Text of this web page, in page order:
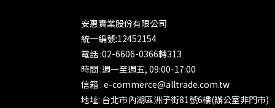
安惠實業股份有限公司
統一編號:12452154
電話 :02-6606-0366轉313
時間 :週一至週五, 09:00-17:00
信箱 : e-commerce@alltrade.com.tw
地址: 台北市內湖區洲子街81號6樓(辦公室非門市)